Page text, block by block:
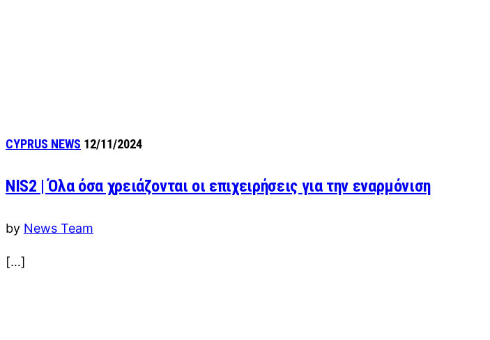
CYPRUS NEWS 12/11/2024
NIS2 | Όλα όσα χρειάζονται οι επιχειρήσεις για την εναρμόνιση
by News Team
[…]